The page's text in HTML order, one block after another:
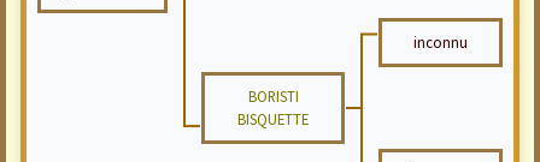
inconnu
BORISTI
BISQUETTE